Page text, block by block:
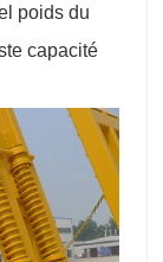
poids du
capacité